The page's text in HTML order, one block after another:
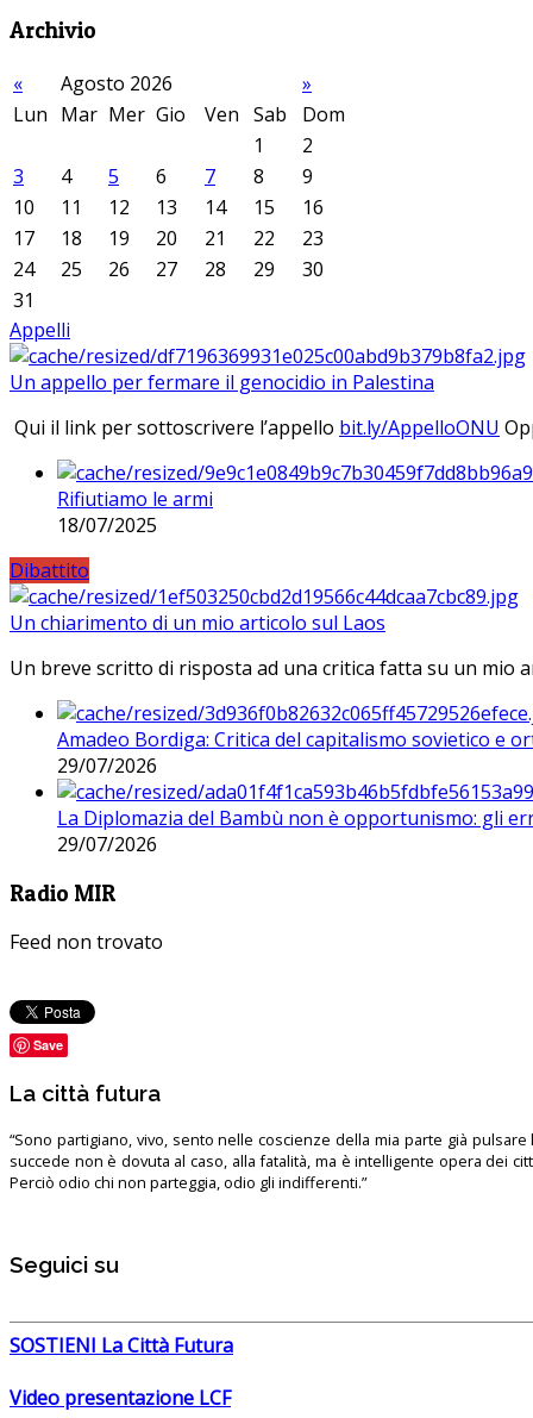
Archivio
« Agosto 2026
»
Lun Mar Mer Gio Ven Sab
Dom
1
2
3
4 5 6 7 8
9
10
11 12 13 14 15
16
17
18 19 20 21 22
23
24
25 26 27 28 29
30
31
Appelli
Un appello per fermare il genocidio in Palestina
Qui il link per sottoscrivere l’appello bit.ly/AppelloONU
Rifiutiamo le armi
18/07/2025
Dibattito
Un chiarimento di un mio articolo sul Laos
Un breve scritto di risposta ad una critica fatta su un mio
Amadeo Bordiga: Critica del capitalismo sovietico e
29/07/2026
La Diplomazia del Bambù non è opportunismo: gli
29/07/2026
Radio MIR
Feed non trovato
Save
La città futura
“Sono partigiano, vivo, sento nelle coscienze della mia parte già pulsare
succede non è dovuta al caso, alla fatalità, ma è intelligente opera dei
Perciò odio chi non parteggia, odio gli indifferenti.”
Seguici su
SOSTIENI La Città Futura
Video presentazione LCF